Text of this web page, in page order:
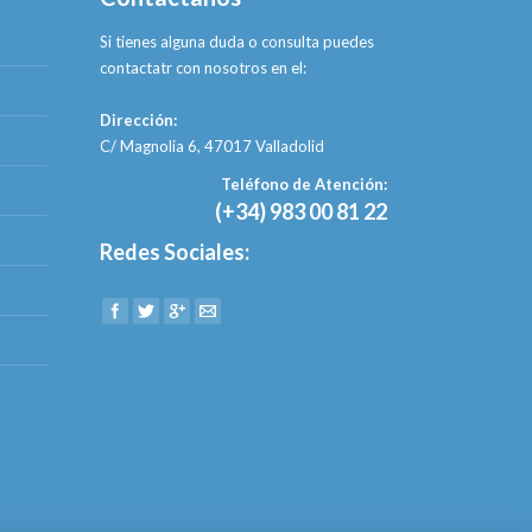
Si tienes alguna duda o consulta puedes
contactatr con nosotros en el:
Dirección:
C/ Magnolia 6, 47017 Valladolid
Teléfono de Atención:
(+34) 983 00 81 22
Redes Sociales:
Find us on: